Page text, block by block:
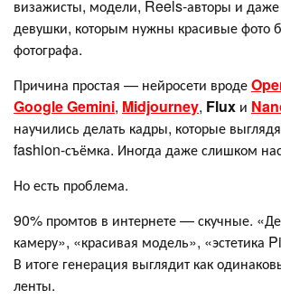
визажисты, модели, Reels-авторы и
девушки, которым нужны красивые фото
фотографа.
Причина простая — нейросети вроде
Google Gemini, Midjourney, Flux и
научились делать кадры, которые
fashion-съёмка. Иногда даже слишком
Но есть проблема.
90% промтов в интернете — скучные.
камеру», «красивая модель», «эстетика
В итоге генерация выглядит как
ленты.